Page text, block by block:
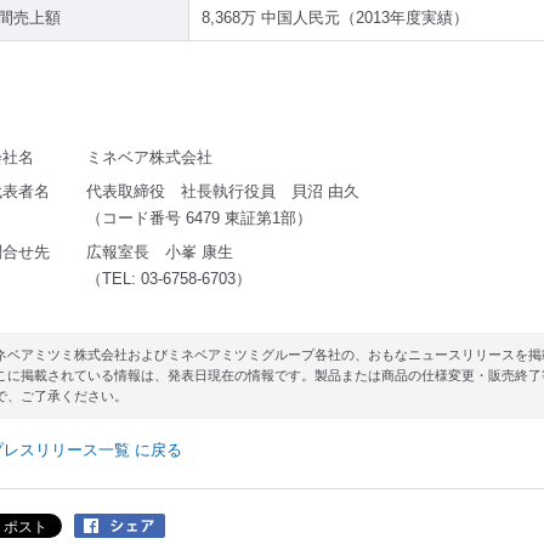
売上額 8,368万 中国人民元（2013年度実績）
名
ミネベア株式会社
者名
代表取締役 社長執行役員 貝沼 由久
（コード番号 6479 東証第1部）
合せ先
広報室長 小峯 康生
（TEL: 03-6758-6703）
ベアミツミ株式会社およびミネベアミツミグループ各社の、おもなニュースリリースを
に掲載されている情報は、発表日現在の情報です。製品または商品の仕様変更・販売終
、ご了承ください。
レスリリース一覧 に戻る